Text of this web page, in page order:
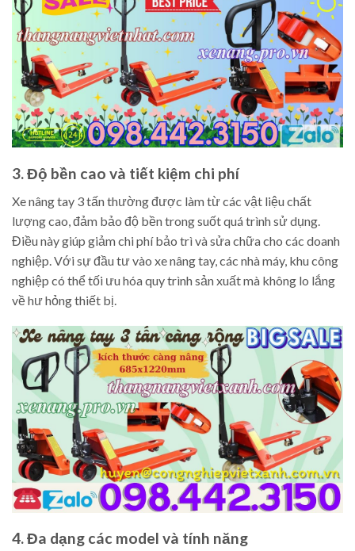
3. Độ bền cao và tiết kiệm chi phí
Xe nâng tay 3 tấn thường được làm từ các vật liệu chất
lượng cao, đảm bảo độ bền trong suốt quá trình sử dụng.
Điều này giúp giảm chi phí bảo trì và sửa chữa cho các doanh
nghiệp. Với sự đầu tư vào xe nâng tay, các nhà máy, khu công
nghiệp có thể tối ưu hóa quy trình sản xuất mà không lo lắng
về hư hỏng thiết bị.
4. Đa dạng các model và tính năng